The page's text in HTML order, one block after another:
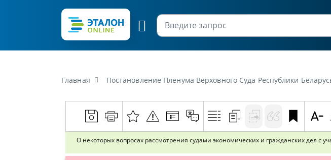
Главная Постановление Пленума Верховного Суда Республики Беларусь от 29 марта 2018 г. №1
О некоторых вопросах рассмотрения судами экономических и гражданских дел с